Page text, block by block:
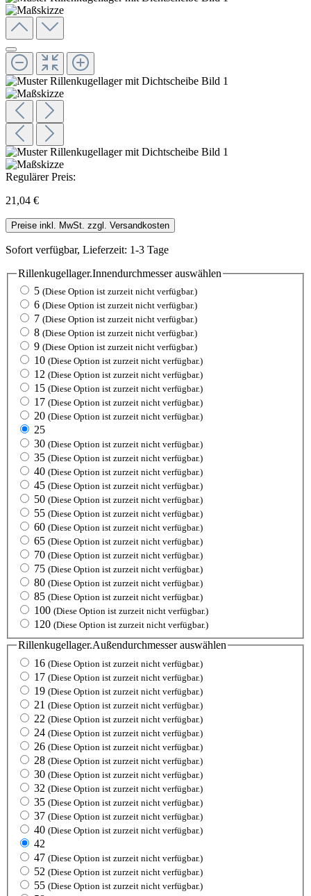
Regulärer Preis:
21,04 €
Preise inkl. MwSt. zzgl. Versandkosten
Sofort verfügbar, Lieferzeit: 1-3 Tage
Rillenkugellager.Innendurchmesserauswählen
5 (Diese Option ist zurzeit nicht verfügbar.)
6 (Diese Option ist zurzeit nicht verfügbar.)
7 (Diese Option ist zurzeit nicht verfügbar.)
8 (Diese Option ist zurzeit nicht verfügbar.)
9 (Diese Option ist zurzeit nicht verfügbar.)
10 (Diese Option ist zurzeit nicht verfügbar.)
12 (Diese Option ist zurzeit nicht verfügbar.)
15 (Diese Option ist zurzeit nicht verfügbar.)
17 (Diese Option ist zurzeit nicht verfügbar.)
20 (Diese Option ist zurzeit nicht verfügbar.)
25
30 (Diese Option ist zurzeit nicht verfügbar.)
35 (Diese Option ist zurzeit nicht verfügbar.)
40 (Diese Option ist zurzeit nicht verfügbar.)
45 (Diese Option ist zurzeit nicht verfügbar.)
50 (Diese Option ist zurzeit nicht verfügbar.)
55 (Diese Option ist zurzeit nicht verfügbar.)
60 (Diese Option ist zurzeit nicht verfügbar.)
65 (Diese Option ist zurzeit nicht verfügbar.)
70 (Diese Option ist zurzeit nicht verfügbar.)
75 (Diese Option ist zurzeit nicht verfügbar.)
80 (Diese Option ist zurzeit nicht verfügbar.)
85 (Diese Option ist zurzeit nicht verfügbar.)
100 (Diese Option ist zurzeit nicht verfügbar.)
120 (Diese Option ist zurzeit nicht verfügbar.)
Rillenkugellager.Außendurchmesserauswählen
16 (Diese Option ist zurzeit nicht verfügbar.)
17 (Diese Option ist zurzeit nicht verfügbar.)
19 (Diese Option ist zurzeit nicht verfügbar.)
21 (Diese Option ist zurzeit nicht verfügbar.)
22 (Diese Option ist zurzeit nicht verfügbar.)
24 (Diese Option ist zurzeit nicht verfügbar.)
26 (Diese Option ist zurzeit nicht verfügbar.)
28 (Diese Option ist zurzeit nicht verfügbar.)
30 (Diese Option ist zurzeit nicht verfügbar.)
32 (Diese Option ist zurzeit nicht verfügbar.)
35 (Diese Option ist zurzeit nicht verfügbar.)
37 (Diese Option ist zurzeit nicht verfügbar.)
40 (Diese Option ist zurzeit nicht verfügbar.)
42
47 (Diese Option ist zurzeit nicht verfügbar.)
52 (Diese Option ist zurzeit nicht verfügbar.)
55 (Diese Option ist zurzeit nicht verfügbar.)